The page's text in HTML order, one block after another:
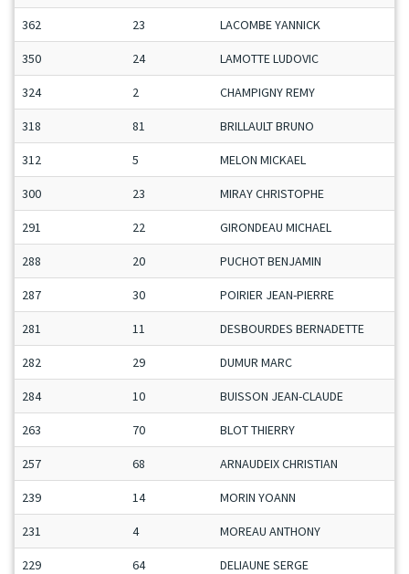
362 23 LACOMBE YANNICK
350 24 LAMOTTE LUDOVIC
324 2 CHAMPIGNY REMY
318 81 BRILLAULT BRUNO
312 5 MELON MICKAEL
300 23 MIRAY CHRISTOPHE
291 22 GIRONDEAU MICHAEL
288 20 PUCHOT BENJAMIN
287 30 POIRIER JEAN-PIERRE
281 11 DESBOURDES BERNADETTE
282 29 DUMUR MARC
284 10 BUISSON JEAN-CLAUDE
263 70 BLOT THIERRY
257 68 ARNAUDEIX CHRISTIAN
239 14 MORIN YOANN
231 4 MOREAU ANTHONY
229 64 DELIAUNE SERGE